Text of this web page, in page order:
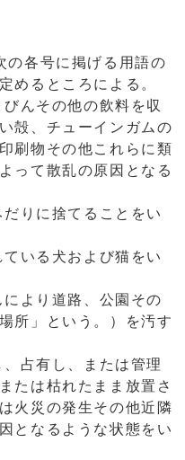
各号に掲げる用語の
めるところによる。
んその他の飲料を収
殻、チューインガムの
刷物その他これらに類
って散乱の原因となる
りに捨てることをい
いる犬および猫をい
より道路、公園その
所」という。）を汚す
占有し、または管理
たは枯れたまま放置さ
火災の発生その他近隣
となるような状態をい